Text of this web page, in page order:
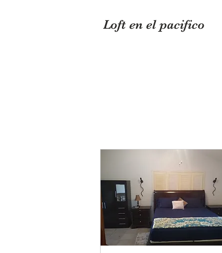
Loft en el pacifico